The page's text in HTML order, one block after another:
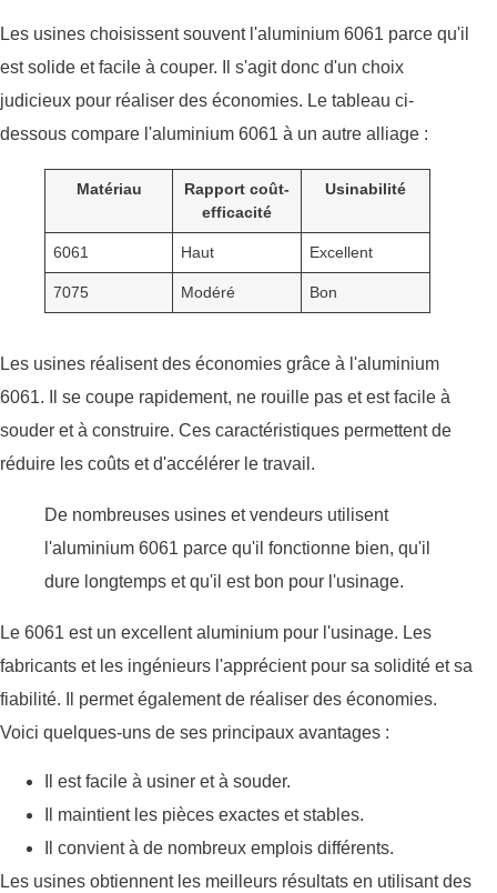
Les usines choisissent souvent l'aluminium 6061 parce qu'il
est solide et facile à couper. Il s'agit donc d'un choix
judicieux pour réaliser des économies. Le tableau ci-
dessous compare l'aluminium 6061 à un autre alliage :
Matériau
Rapport coût-
efficacité
Usinabilité
6061 Haut Excellent
7075 Modéré Bon
Les usines réalisent des économies grâce à l'aluminium
6061. Il se coupe rapidement, ne rouille pas et est facile à
souder et à construire. Ces caractéristiques permettent de
réduire les coûts et d'accélérer le travail.
De nombreuses usines et vendeurs utilisent
l'aluminium 6061 parce qu'il fonctionne bien, qu'il
dure longtemps et qu'il est bon pour l'usinage.
Le 6061 est un excellent aluminium pour l'usinage. Les
fabricants et les ingénieurs l'apprécient pour sa solidité et sa
fiabilité. Il permet également de réaliser des économies.
Voici quelques-uns de ses principaux avantages :
Il est facile à usiner et à souder.
Il maintient les pièces exactes et stables.
Il convient à de nombreux emplois différents.
Les usines obtiennent les meilleurs résultats en utilisant des